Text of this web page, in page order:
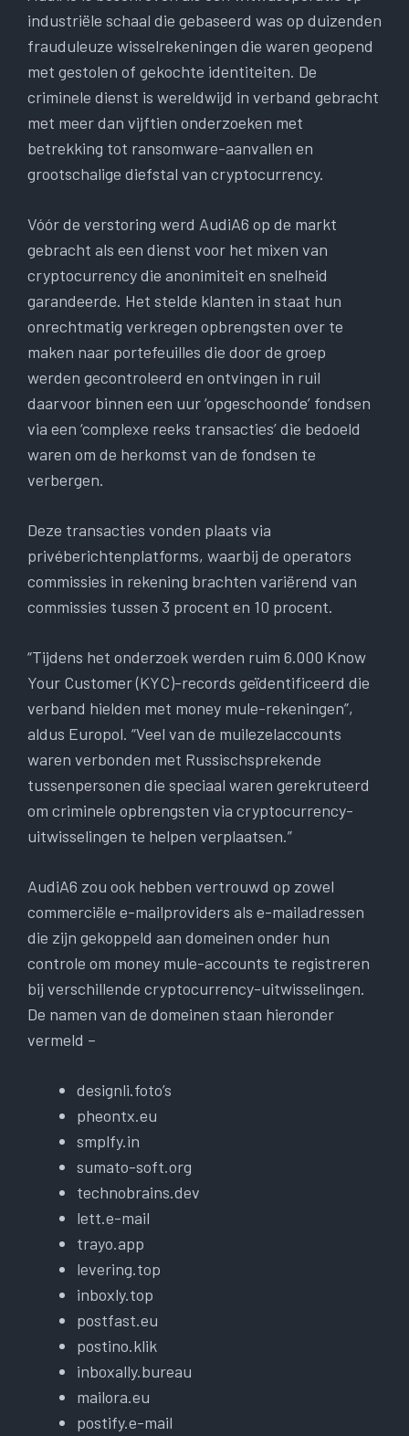
industriële schaal die gebaseerd was op duizenden
frauduleuze wisselrekeningen die waren geopend
met gestolen of gekochte identiteiten. De
criminele dienst is wereldwijd in verband gebracht
met meer dan vijftien onderzoeken met
betrekking tot ransomware-aanvallen en
grootschalige diefstal van cryptocurrency.
Vóór de verstoring werd AudiA6 op de markt
gebracht als een dienst voor het mixen van
cryptocurrency die anonimiteit en snelheid
garandeerde. Het stelde klanten in staat hun
onrechtmatig verkregen opbrengsten over te
maken naar portefeuilles die door de groep
werden gecontroleerd en ontvingen in ruil
daarvoor binnen een uur ‘opgeschoonde’ fondsen
via een ‘complexe reeks transacties’ die bedoeld
waren om de herkomst van de fondsen te
verbergen.
Deze transacties vonden plaats via
privéberichtenplatforms, waarbij de operators
commissies in rekening brachten variërend van
commissies tussen 3 procent en 10 procent.
“Tijdens het onderzoek werden ruim 6.000 Know
Your Customer (KYC)-records geïdentificeerd die
verband hielden met money mule-rekeningen”,
aldus Europol. “Veel van de muilezelaccounts
waren verbonden met Russischsprekende
tussenpersonen die speciaal waren gerekruteerd
om criminele opbrengsten via cryptocurrency-
uitwisselingen te helpen verplaatsen.”
AudiA6 zou ook hebben vertrouwd op zowel
commerciële e-mailproviders als e-mailadressen
die zijn gekoppeld aan domeinen onder hun
controle om money mule-accounts te registreren
bij verschillende cryptocurrency-uitwisselingen.
De namen van de domeinen staan ​​hieronder
vermeld –
designli.foto’s
pheontx.eu
smplfy.in
sumato-soft.org
technobrains.dev
lett.e-mail
trayo.app
levering.top
inboxly.top
postfast.eu
postino.klik
inboxally.bureau
mailora.eu
postify.e-mail